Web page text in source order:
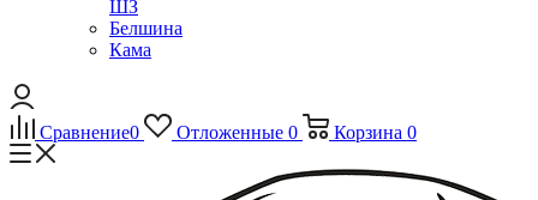
ШЗ
Белшина
Кама
Сравнение0 Отложенные 0 Корзина 0